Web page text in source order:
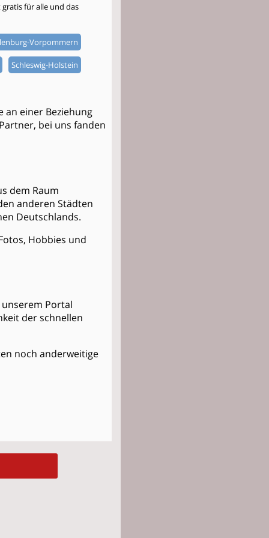
für alle und das
Vorpommern
Schleswig-Holstein
an einer Beziehung
bei uns fanden
dem Raum
anderen Städten
Deutschlands.
Hobbies und
Portal
der schnellen
noch anderweitige